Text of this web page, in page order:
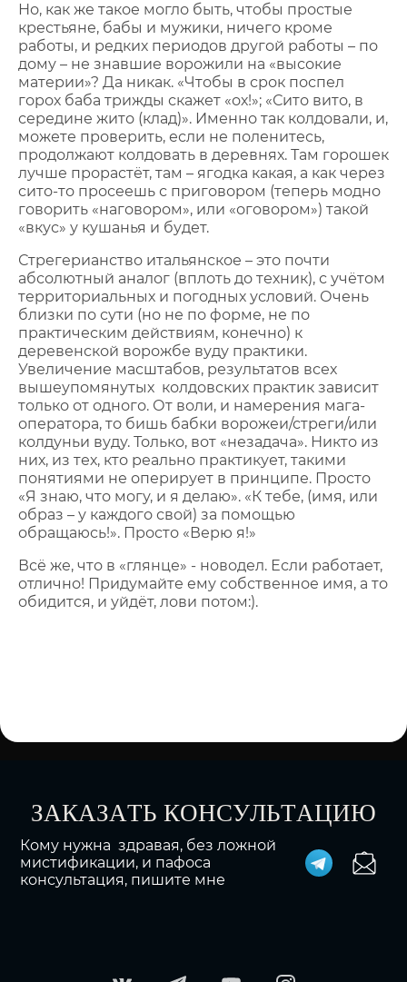
Но, как же такое могло быть, чтобы простые
крестьяне, бабы и мужики, ничего кроме
работы, и редких периодов другой работы – по
дому – не знавшие ворожили на «высокие
материи»? Да никак. «Чтобы в срок поспел
горох баба трижды скажет «ох!»; «Сито вито, в
середине жито (клад)». Именно так колдовали, и,
можете проверить, если не поленитесь,
продолжают колдовать в деревнях. Там горошек
лучше прорастёт, там – ягодка какая, а как через
сито-то просеешь с приговором (теперь модно
говорить «наговором», или «оговором») такой
«вкус» у кушанья и будет.
Стрегерианство итальянское – это почти
абсолютный аналог (вплоть до техник), с учётом
территориальных и погодных условий. Очень
близки по сути (но не по форме, не по
практическим действиям, конечно) к
деревенской ворожбе вуду практики.
Увеличение масштабов, результатов всех
вышеупомянутых колдовских практик зависит
только от одного. От воли, и намерения мага-
оператора, то бишь бабки ворожеи/стреги/или
колдуньи вуду. Только, вот «незадача». Никто из
них, из тех, кто реально практикует, такими
понятиями не оперирует в принципе. Просто
«Я знаю, что могу, и я делаю». «К тебе, (имя, или
образ – у каждого свой) за помощью
обращаюсь!». Просто «Верю я!»
Всё же, что в «глянце» - новодел. Если работает,
отлично! Придумайте ему собственное имя, а то
обидится, и уйдёт, лови потом:).
ЗАКАЗАТЬ КОНСУЛЬТАЦИЮ
Кому нужна здравая, без ложной
мистификации, и пафоса
консультация, пишите мне